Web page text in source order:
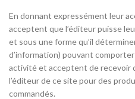
En donnant expressément leur
acceptent que l’éditeur puisse
et sous une forme qu’il
d’information) pouvant
activité et acceptent de recevoir
l’éditeur de ce site pour des
commandés.